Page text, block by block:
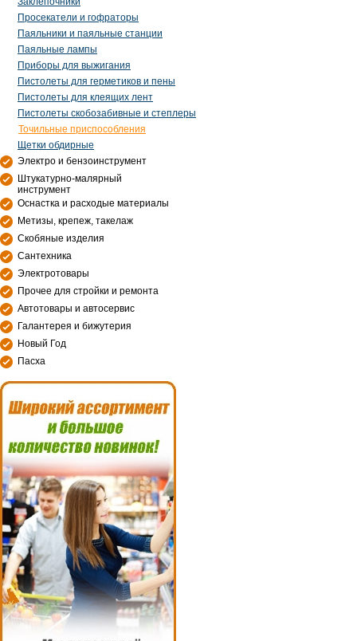
Просекатели и гофраторы
Паяльники и паяльные станции
Паяльные лампы
Приборы для выжигания
Пистолеты для герметиков и пены
Пистолеты для клеящих лент
Пистолеты скобозабивные и степлеры
Точильные приспособления
Щетки обдирные
Электро и бензоинструмент
Штукатурно-малярный
инструмент
Оснастка и расходые материалы
Метизы, крепеж, такелаж
Скобяные изделия
Сантехника
Электротовары
Прочее для стройки и ремонта
Автотовары и автосервис
Галантерея и бижутерия
Новый Год
Пасха